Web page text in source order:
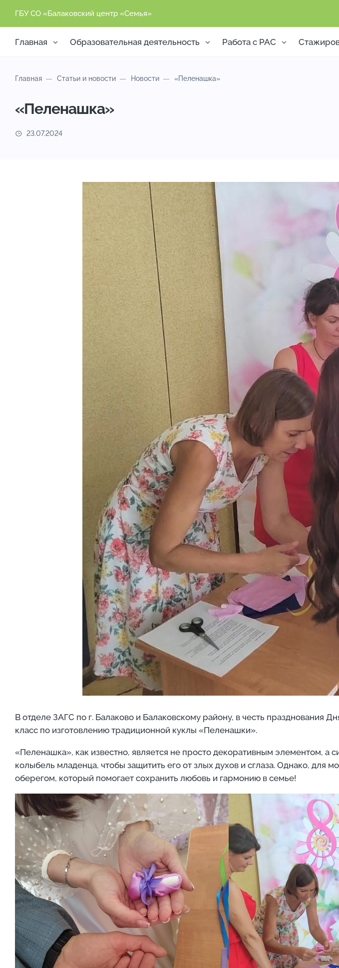
ГБУ СО «Балаковский центр «Семья»
Главная Образовательная деятельность Работа с РАС
Главная Статьи и новости Новости «Пеленашка»
«Пеленашка»
23.07.2024
В отделе ЗАГС по г. Балаково и Балаковскому району, в честь празднования
класс по изготовлению традиционной куклы «Пеленашки».
«Пеленашка», как известно, является не просто декоративным элементом, а
колыбель младенца, чтобы защитить его от злых духов и сглаза. Однако, для
оберегом, который помогает сохранить любовь и гармонию в семье!